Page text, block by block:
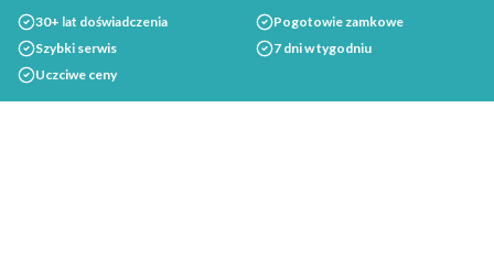
30+ lat doświadczenia
Pogotowie zamkowe
Szybki serwis
7 dni w tygodniu
Uczciwe ceny